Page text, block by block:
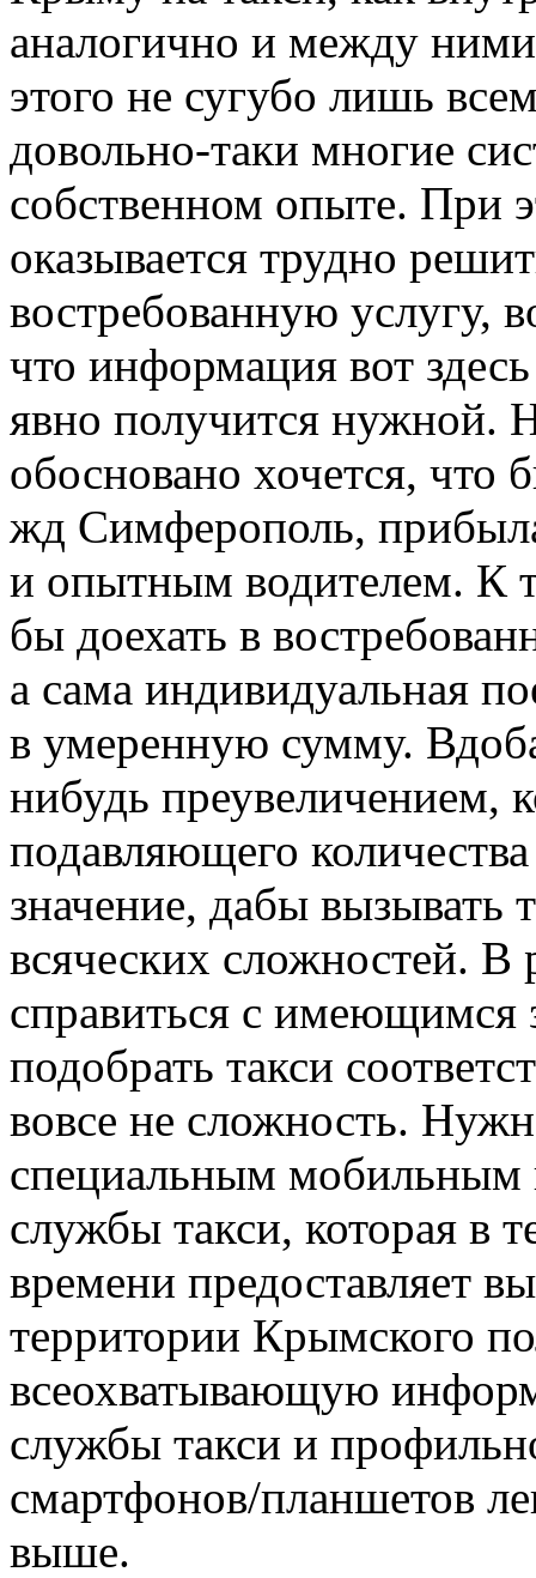
аналогично и между
этого не сугубо лишь
довольно-таки многие
собственном опыте. При
оказывается трудно
востребованную услугу,
что информация вот
явно получится нужной.
обосновано хочется, что
жд Симферополь,
и опытным водителем. К
бы доехать в
а сама индивидуальная
в умеренную сумму.
нибудь преувеличением,
подавляющего
значение, дабы вызывать
всяческих сложностей. В
справиться с имеющимся
подобрать такси
вовсе не сложность.
специальным
службы такси, которая в
времени предоставляет
территории Крымского
всеохватывающую
службы такси и
смартфонов/планшетов
выше.